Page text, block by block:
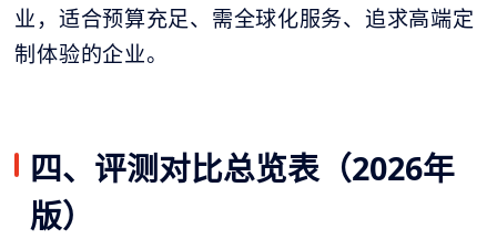
业，适合预算充足、需全球化服务、追求高端定
制体验的企业。
四、评测对比总览表（2026年
版）